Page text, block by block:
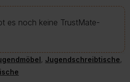
es noch keine TrustMate-
, Jugendschreibtische,